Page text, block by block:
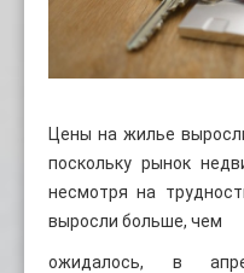
Цены на жилье
поскольку рынок
несмотря на
выросли больше, чем
ожидалось, в